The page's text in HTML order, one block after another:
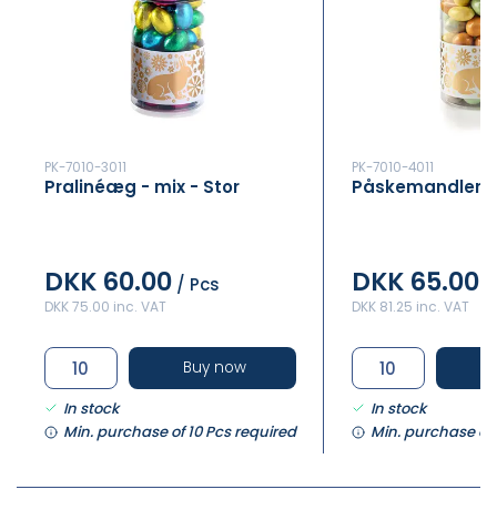
PK-7010-3011
Pralinéæg - mix - Stor
DKK 60.00 / Pcs
DKK 75.00 inc. VAT
Buy now
In stock
Min. purchase of 10 Pcs required
PK-7010-4011
Påskemandler
DKK 65.00
DKK 81.25 inc. VAT
In stock
Min. purchase of